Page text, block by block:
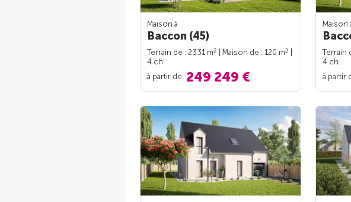
Maison à
Baccon (45)
Terrain de : 2331 m2 | Maison de : 120 m2
4 ch.
à partir de 249 249 €
Maison
Terrain
4 ch.
à partir